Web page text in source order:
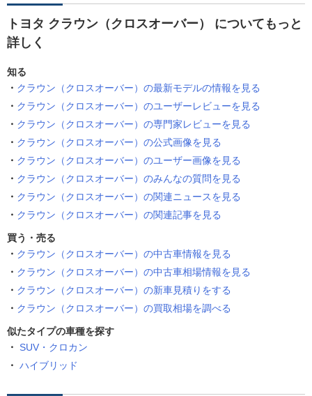
トヨタ クラウン（クロスオーバー） についてもっと
詳しく
知る
クラウン（クロスオーバー）の最新モデルの情報を見る
クラウン（クロスオーバー）のユーザーレビューを見る
クラウン（クロスオーバー）の専門家レビューを見る
クラウン（クロスオーバー）の公式画像を見る
クラウン（クロスオーバー）のユーザー画像を見る
クラウン（クロスオーバー）のみんなの質問を見る
クラウン（クロスオーバー）の関連ニュースを見る
クラウン（クロスオーバー）の関連記事を見る
買う・売る
クラウン（クロスオーバー）の中古車情報を見る
クラウン（クロスオーバー）の中古車相場情報を見る
クラウン（クロスオーバー）の新車見積りをする
クラウン（クロスオーバー）の買取相場を調べる
似たタイプの車種を探す
SUV・クロカン
ハイブリッド